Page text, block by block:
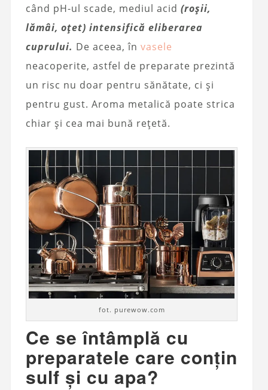
când pH-ul scade, mediul acid (roșii,
lămâi, oțet) intensifică eliberarea
cuprului. De aceea, în vasele
neacoperite, astfel de preparate prezintă
un risc nu doar pentru sănătate, ci și
pentru gust. Aroma metalică poate strica
chiar și cea mai bună rețetă.
fot. purewow.com
Ce se întâmplă cu
preparatele care conțin
sulf și cu apa?